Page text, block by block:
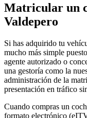
Matricular un
Valdepero
Si has adquirido tu
mucho más simple
agente autorizado o
una gestoría como la
administración de la
presentación en tráfico
Cuando compras un
formato electrónico